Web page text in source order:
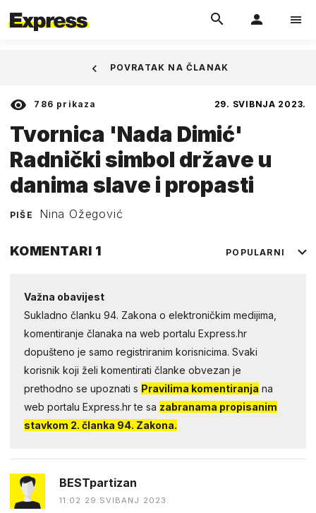
786 prikaza 29. SVIBNJA 2023.
Tvornica 'Nada Dimić'
Radnički simbol države u
danima slave i propasti
PIŠE Nina Ožegović
POVRATAK NA ČLANAK
KOMENTARI 1 POPULARNI
Važna obavijest
Sukladno članku 94. Zakona o elektroničkim medijima,
komentiranje članaka na web portalu Express.hr
dopušteno je samo registriranim korisnicima. Svaki
korisnik koji želi komentirati članke obvezan je
prethodno se upoznati s Pravilima komentiranja na
web portalu Express.hr te sa zabranama propisanim
stavkom 2. članka 94. Zakona.
BESTpartizan
11:02 29.SVIBANJ 2023.